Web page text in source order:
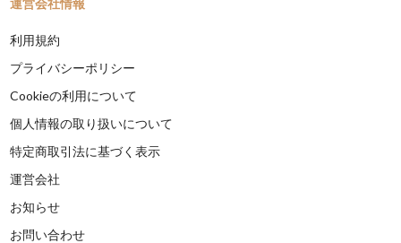
利用規約
プライバシーポリシー
Cookieの利用について
個人情報の取り扱いについて
特定商取引法に基づく表示
運営会社
お知らせ
お問い合わせ